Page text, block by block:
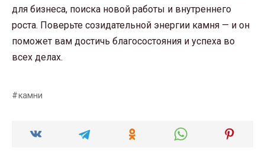
для бизнеса, поиска новой работы и внутреннего
роста. Поверьте созидательной энергии камня — и он
поможет вам достичь благосостояния и успеха во
всех делах.
камни